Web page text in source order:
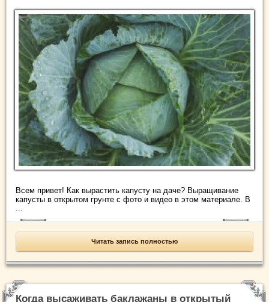
Всем привет! Как вырастить капусту на даче? Выращивание
капусты в открытом грунте с фото и видео в этом материале. В
...
Читать запись полностью
Когда высаживать баклажаны в открытый